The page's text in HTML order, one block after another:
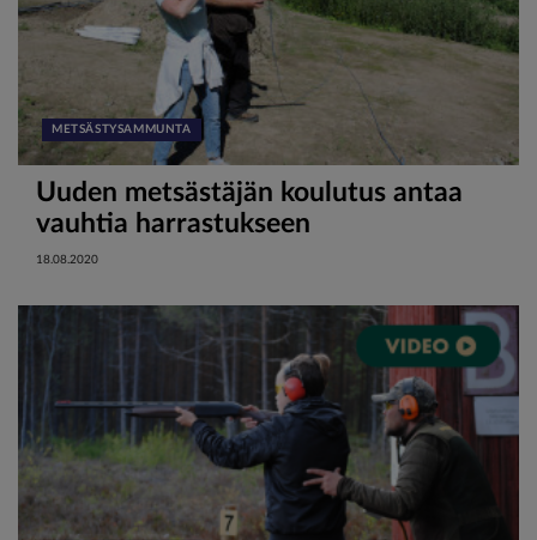
METSÄSTYSAMMUNTA
Uuden metsästäjän koulutus antaa
vauhtia harrastukseen
18.08.2020